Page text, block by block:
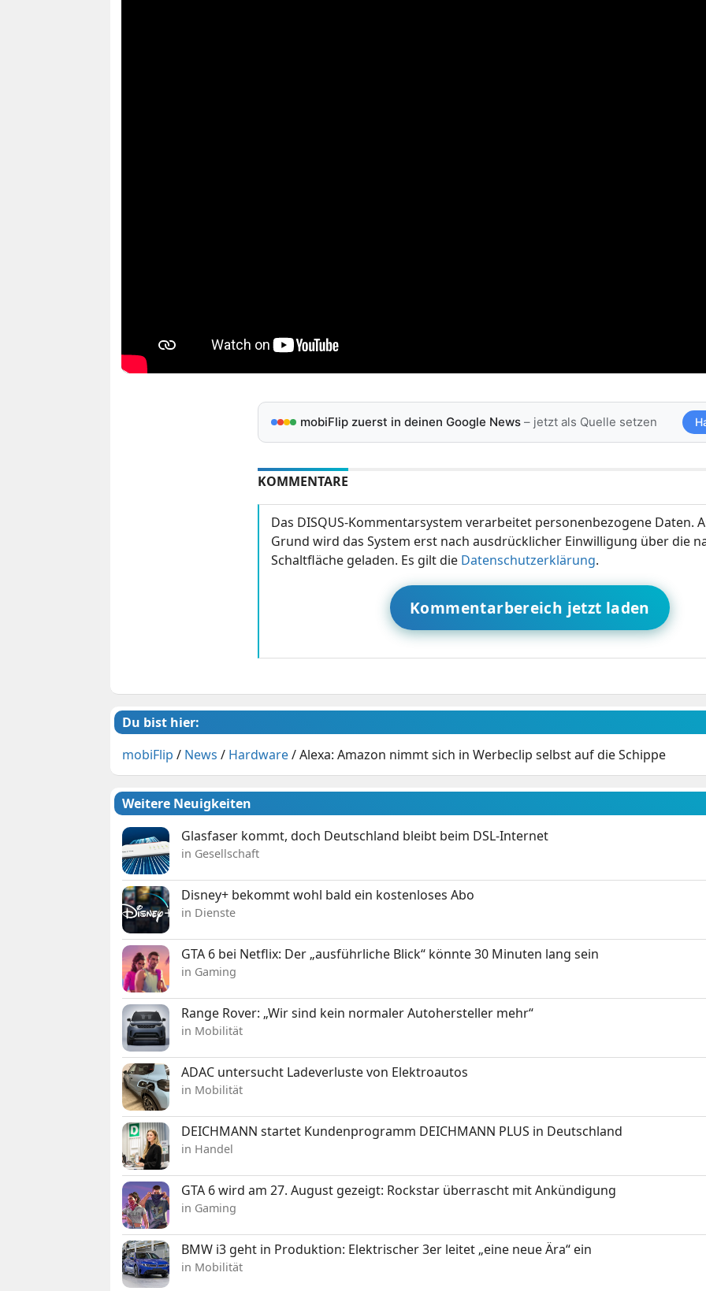
mobiFlip zuerst in deinen Google News– jetzt als Quelle setzen
KOMMENTARE
Das DISQUS-Kommentarsystem verarbeitet personenbezogene Daten.
Grund wird das System erst nach ausdrücklicher Einwilligung über die
Schaltfläche geladen. Es gilt die Datenschutzerklärung.
Kommentarbereich jetzt laden
Du bist hier:
mobiFlip / News / Hardware/Alexa: Amazon nimmt sich in Werbeclip selbst auf die Schippe
Weitere Neuigkeiten
Glasfaser kommt, doch Deutschland bleibt beim DSL-Internet
in Gesellschaft
Disney+ bekommt wohl bald ein kostenloses Abo
in Dienste
GTA 6 bei Netflix: Der „ausführliche Blick“ könnte 30 Minuten lang sein
in Gaming
Range Rover: „Wir sind kein normaler Autohersteller mehr“
in Mobilität
ADAC untersucht Ladeverluste von Elektroautos
in Mobilität
DEICHMANN startet Kundenprogramm DEICHMANN PLUS in Deutschland
in Handel
GTA 6 wird am 27. August gezeigt: Rockstar überrascht mit Ankündigung
in Gaming
BMW i3 geht in Produktion: Elektrischer 3er leitet „eine neue Ära“ ein
in Mobilität